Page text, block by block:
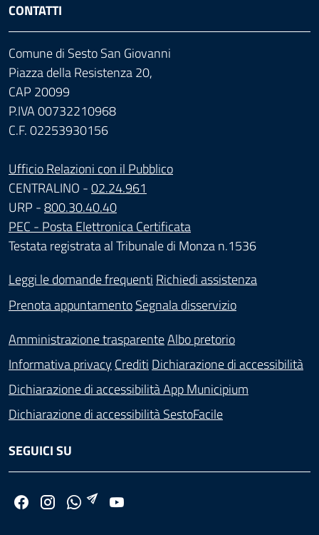
CONTATTI
Comune di Sesto San Giovanni
Piazza della Resistenza 20,
CAP 20099
P.IVA 00732210968
C.F. 02253930156
Ufficio Relazioni con il Pubblico
CENTRALINO -02.24.961
URP -800.30.40.40
PEC - Posta Elettronica Certificata
Testata registrata al Tribunale di Monza n.1536
Leggi le domande frequenti Richiedi assistenza
Prenota appuntamentoSegnala disservizio
Amministrazione trasparenteAlbo pretorio
Informativa privacy Crediti Dichiarazione di accessibilità
Dichiarazione di accessibilità App Municipium
Dichiarazione di accessibilità SestoFacile
SEGUICI SU